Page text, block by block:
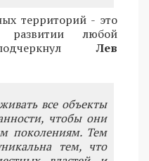
территорий - это
любой
Лев
все объекты
чтобы они
поколениям. Тем
тем, что